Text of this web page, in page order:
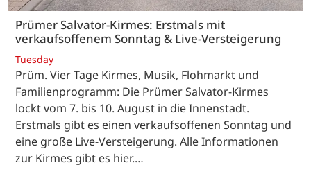
Prümer Salvator-Kirmes: Erstmals mit
verkaufsoffenem Sonntag & Live-Versteigerung
Tuesday
Prüm. Vier Tage Kirmes, Musik, Flohmarkt und
Familienprogramm: Die Prümer Salvator-Kirmes
lockt vom 7. bis 10. August in die Innenstadt.
Erstmals gibt es einen verkaufsoffenen Sonntag und
eine große Live-Versteigerung. Alle Informationen
zur Kirmes gibt es hier.…